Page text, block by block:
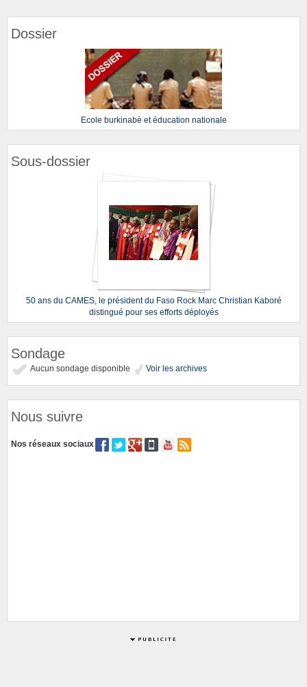
Dossier
Ecole burkinabè et éducation nationale
Sous-dossier
50 ans du CAMES, le président du Faso Rock Marc Christian Kaboré
distingué pour ses efforts déployés
Sondage
Aucun sondage disponible Voir les archives
Nous suivre
Nos réseaux sociaux